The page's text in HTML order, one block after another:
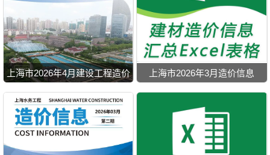
上海市2026年4月建设工程造价
信息
上海市2026年3月造价信息